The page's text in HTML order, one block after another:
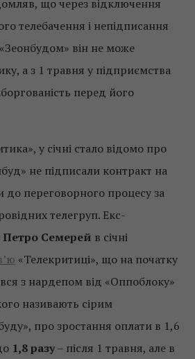
що через відключення
телебачення і непідписання
він не може
а з 1 травня у підприємства
перед його
у січні стало відомо про
не підписали контракт на
до переговорного процесу за
телегруп. Екс-
Петро Семерей в січні
«Телекритиці», що на початку
з нардепом від «Оппоблоку»
називають сірим
про зростання оплати в 1,6
1,8 разу– після 1 травня, але в